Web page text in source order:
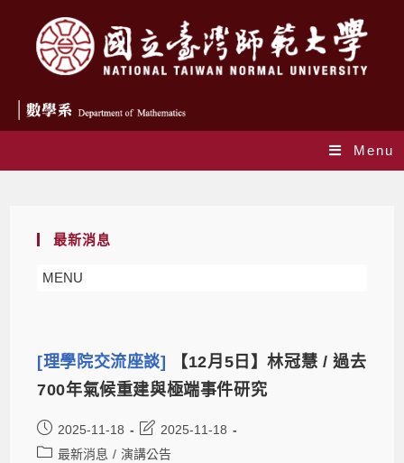
Menu
最新消息
MENU
[理學院交流座談]
【12月5日】林冠慧 / 過去
700年氣候重建與極端事件研究
2025-11-18
2025-11-18
最新消息 / 演講公告